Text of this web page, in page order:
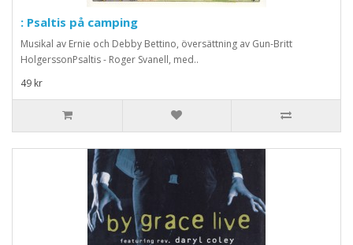
: Psaltis på camping
Musikal av Ernie och Debby Bettino, översättning av Gun-Britt
HolgerssonPsaltis - Roger Svanell, med..
49 kr